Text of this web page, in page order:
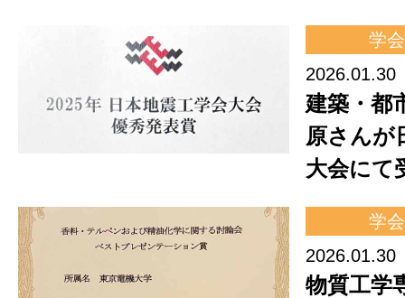
学会
2026.01.30
建築・都
原さんが
大会にて
学会
2026.01.30
物質工学